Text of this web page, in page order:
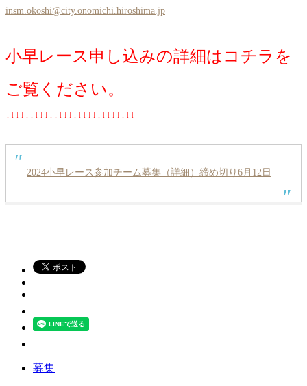
insm.okoshi@city.onomichi.hiroshima.jp
小早レース申し込みの詳細はコチラを
ご覧ください。
↓↓↓↓↓↓↓↓↓↓↓↓↓↓↓↓↓↓↓↓↓↓↓↓↓↓↓
2024小早レース参加チーム募集（詳細）締め切り6月12日
募集